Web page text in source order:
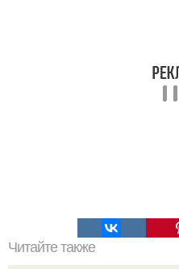
Читайте также